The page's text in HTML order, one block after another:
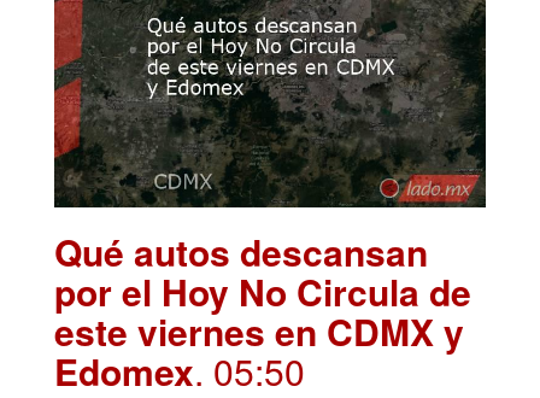
Qué autos descansan
por el Hoy No Circula de
este viernes en CDMX y
Edomex. 05:50